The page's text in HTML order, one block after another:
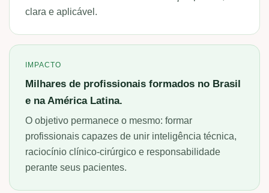
clara e aplicável.
IMPACTO
Milhares de profissionais formados no Brasil
e na América Latina.
O objetivo permanece o mesmo: formar
profissionais capazes de unir inteligência técnica,
raciocínio clínico-cirúrgico e responsabilidade
perante seus pacientes.